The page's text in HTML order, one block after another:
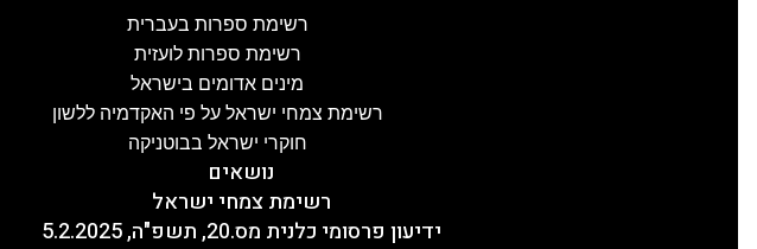
רשימת ספרות בעברית
רשימת ספרות לועזית
מינים אדומים בישראל
רשימת צמחי ישראל על פי האקדמיה ללשון
חוקרי ישראל בבוטניקה
נושאים
רשימת צמחי ישראל
ידיעון פרסומי כלנית מס.20, תשפ"ה, 5.2.2025